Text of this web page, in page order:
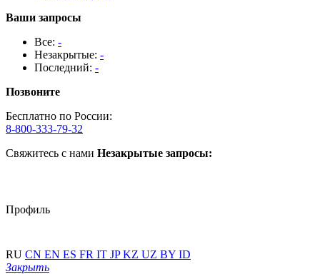
Ваши запросы
Все: -
Незакрытые: -
Последний: -
Позвоните
Бесплатно по России:
8-800-333-79-32
Свяжитесь с нами Незакрытые запросы:
Профиль
RU CN EN ES FR IT JPKZ UZ BY ID
Закрыть